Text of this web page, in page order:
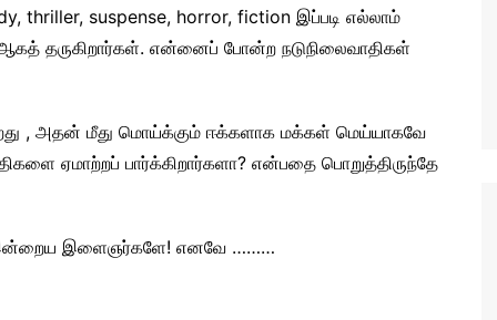
thriller, suspense, horror, fiction இப்படி எல்லாம்
தருகிறார்கள். என்னைப் போன்ற நடுநிலைவாதிகள்
, அதன் மீது மொய்க்கும் ஈக்களாக மக்கள் மெய்யாகவே
ஏமாற்றப் பார்க்கிறார்களா? என்பதை பொறுத்திருந்தே
இளைஞர்களே! எனவே ………